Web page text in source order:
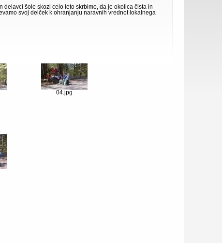
šole skozi celo leto skrbimo, da je okolica čista in
svoj delček k ohranjanju naravnih vrednot lokalnega
04.jpg